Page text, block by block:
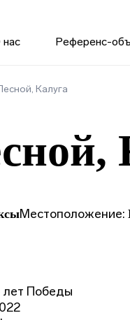
Референс-
Калуга
Местоположение:
лет Победы